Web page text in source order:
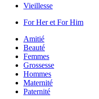
Vieillesse
For Her et For Him
Amitié
Beauté
Femmes
Grossesse
Hommes
Maternité
Paternité